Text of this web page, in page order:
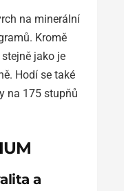
na minerální
Kromě
jako je
Hodí se také
na 175 stupňů
a